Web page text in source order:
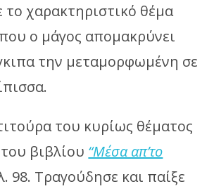
το χαρακτηριστικό θέμα
ο μάγος απομακρύνει
την μεταμορφωμένη σε
του κυρίως θέματος
βιβλίου “Μέσα απ’το
98. Τραγούδησε και παίξε